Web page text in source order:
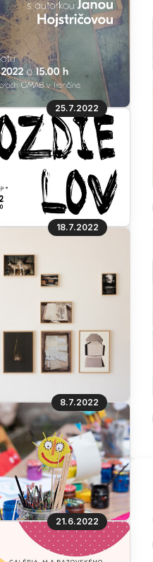
25.7.2022
18.7.2022
8.7.2022
21.6.2022